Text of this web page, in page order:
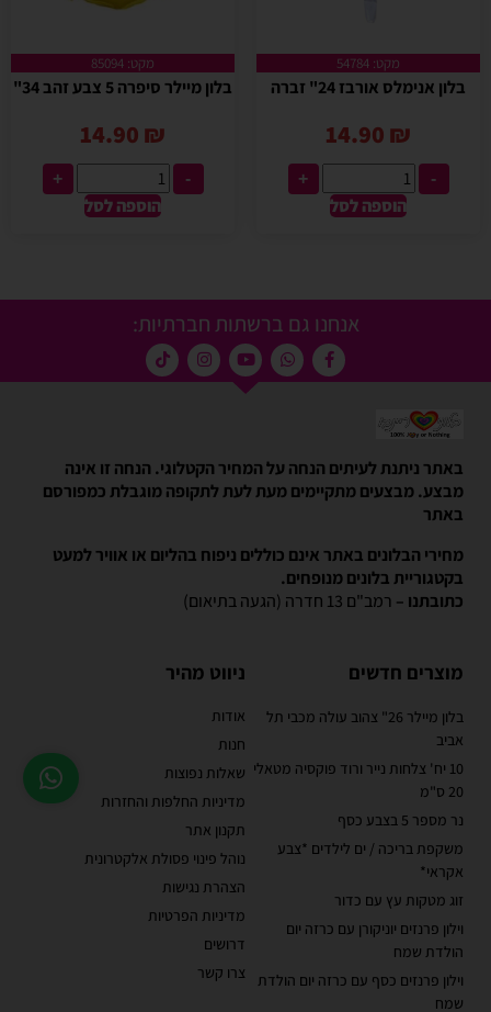
מקט: 54784
בלון אנימלס אורבז 24" זברה
14.90 ₪
-
+
הוספה לסל
מקט: 85094
בלון מיילר סיפרה 5 צבע זהב 34"
14.90 ₪
-
+
הוספה לסל
אנחנו גם ברשתות חברתיות:
באתר ניתנת לעיתים הנחה על המחיר הקטלוגי. הנחה זו אינה
מבצע. מבצעים מתקיימים מעת לעת לתקופה מוגבלת כמפורסם
באתר
מחירי הבלונים באתר אינם כוללים ניפוח בהליום או אוויר למעט
בקטגוריית בלונים מנופחים.
כתובתנו – רמב"ם 13 חדרה (הגעה בתיאום)
מוצרים חדשים
בלון מיילר 26" צהוב עולה מכבי תל
אביב
10 יח' צלחות נייר ורוד פוקסיה מטאלי
20 ס"מ
נר מספר 5 בצבע כסף
משקפת בריכה / ים לילדים *צבע
אקראי*
זוג מטקות עץ עם כדור
וילון פרנזים יוניקורן עם כרזה יום
הולדת שמח
וילון פרנזים כסף עם כרזה יום הולדת
שמח
ניווט מהיר
אודות
חנות
שאלות נפוצות
מדיניות החלפות והחזרות
תקנון אתר
נוהל פינוי פסולת אלקטרונית
הצהרת נגישות
מדיניות הפרטיות
דרושים
צרו קשר